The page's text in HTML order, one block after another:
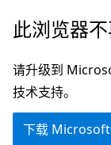
跳
主
要
内
此浏览器不
请升级到
技术支持。
下载